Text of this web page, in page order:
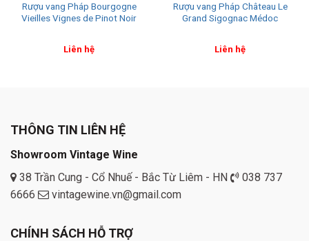
Rượu vang Pháp Bourgogne
Vieilles Vignes de Pinot Noir
Liên hệ
Rượu vang Pháp Château Le
Grand Sigognac Médoc
Liên hệ
THÔNG TIN LIÊN HỆ
Showroom Vintage Wine
38 Trần Cung - Cổ Nhuế - Bắc Từ Liêm - HN
038 737
6666
vintagewine.vn@gmail.com
CHÍNH SÁCH HỖ TRỢ